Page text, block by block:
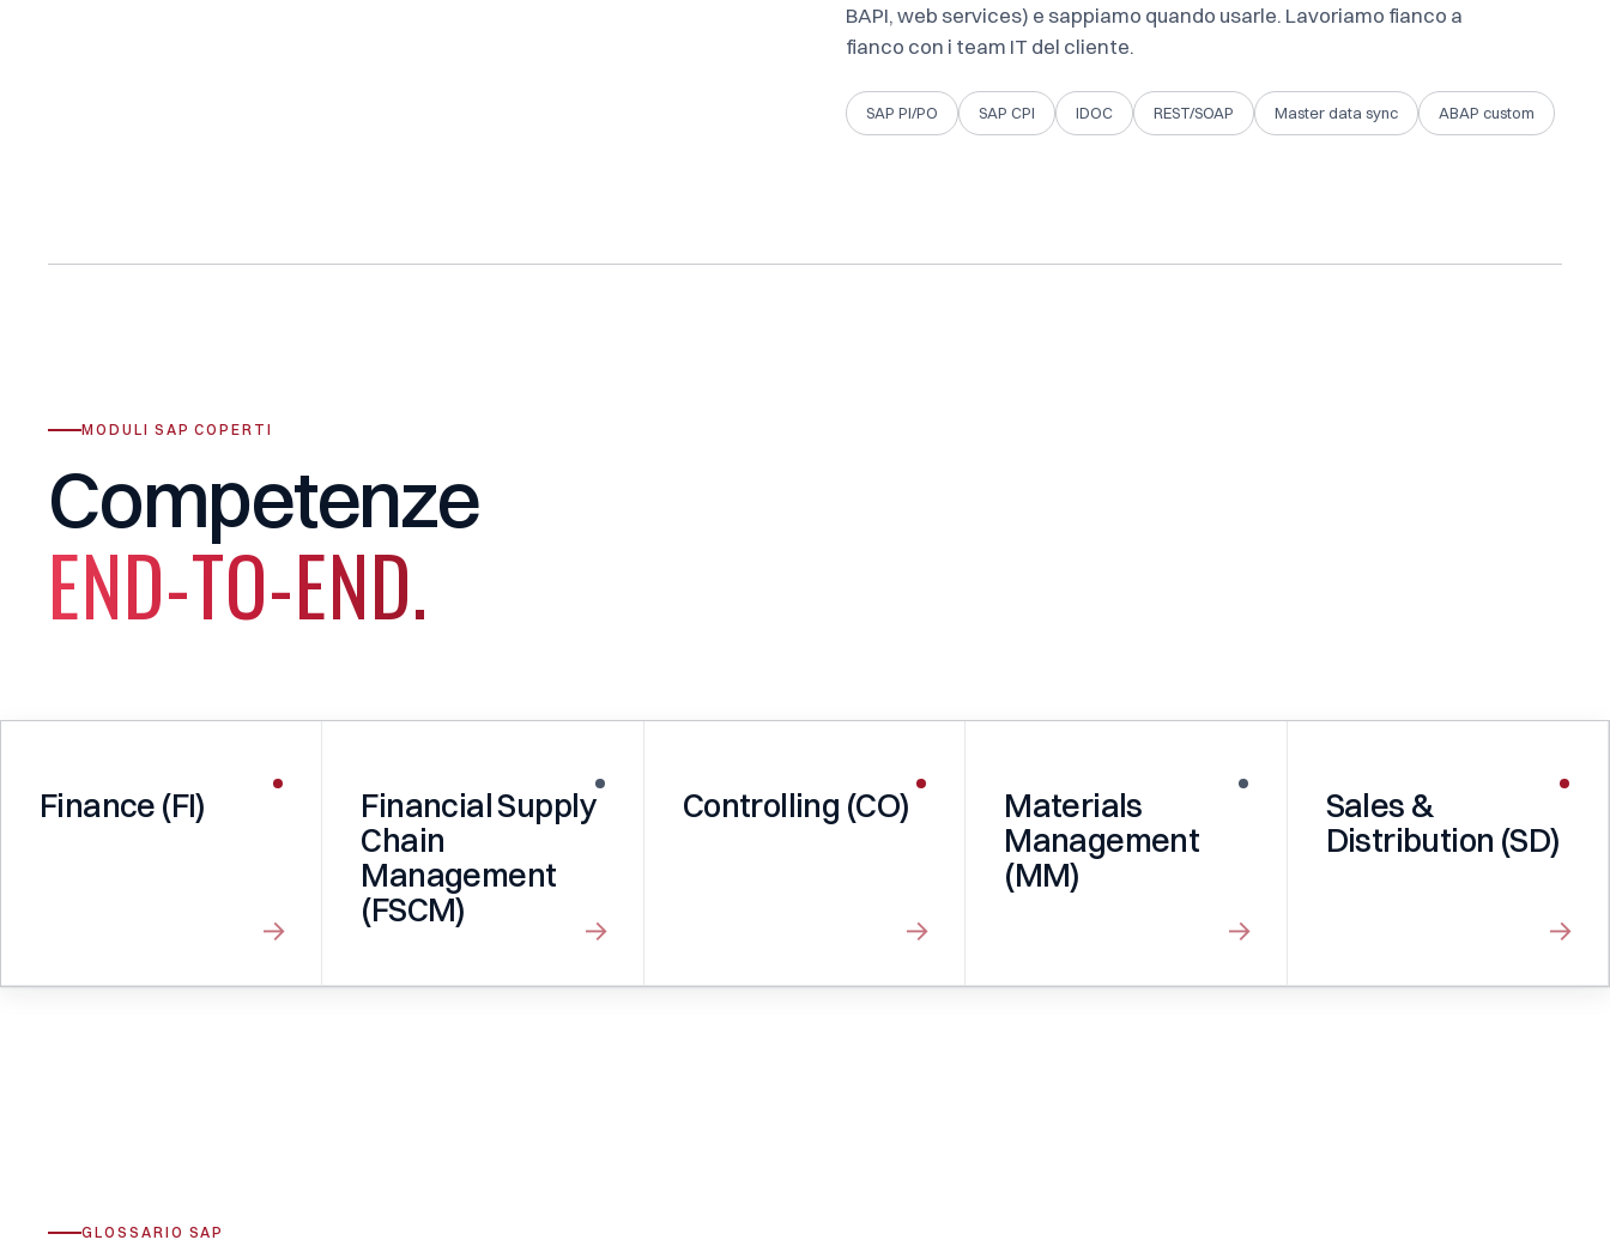
BAPI, web services) e sappiamo quando usarle. Lavoriamo fianco a
fianco con i team IT del cliente.
SAP PI/PO SAP CPI IDOC REST/SOAP Master data sync ABAP custom
MODULI SAP COPERTI
Competenze
END-TO-END.
Finance (FI)
Financial Supply
Chain
Management
(FSCM)
Controlling (CO)
Materials
Management
(MM)
Sales &
Distribution (SD)
GLOSSARIO SAP